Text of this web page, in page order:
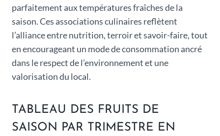
parfaitement aux températures fraîches de la
saison. Ces associations culinaires reflètent
l’alliance entre nutrition, terroir et savoir-faire, tout
en encourageant un mode de consommation ancré
dans le respect de l’environnement et une
valorisation du local.
TABLEAU DES FRUITS DE
SAISON PAR TRIMESTRE EN